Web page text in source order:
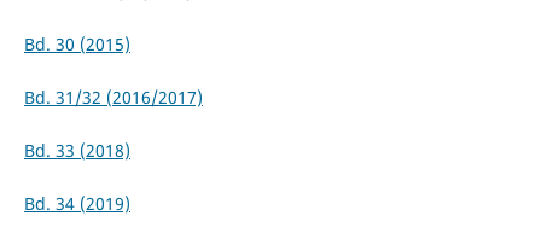
Bd. 30 (2015)
Bd. 31/32 (2016/2017)
Bd. 33 (2018)
Bd. 34 (2019)